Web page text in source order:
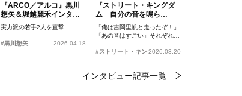
『ARCO／アルコ』黒川
想矢＆堀越麗禾インタビ
ュー
実力派の若手2人を直撃
#黒川想矢 2026.04.18
『ストリート・キングダ
ム 自分の音を鳴ら
せ。』峯田和伸、若葉竜
也、吉岡里帆インタビュ
ー
「俺は吉岡里帆と走ったぞ！」
「あの音はすごい」それぞれの
#ストリート・キングダム 自分の音を鳴らせ。
2026.03.20
インタビュー記事一覧